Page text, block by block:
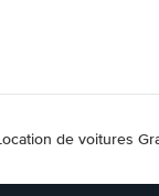
de voitures